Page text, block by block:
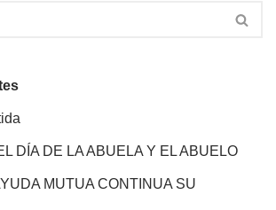
DÍA DE LA ABUELA Y EL ABUELO
MUTUA CONTINUA SU